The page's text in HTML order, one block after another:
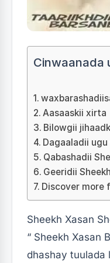
Cinwaanada
Aasaaskii xirta
Bilowgii
Dagaaladii
Qabashadii
Geeridii
Discover more
Sheekh Xasan
“ Sheekh Xasan
dhashay tuulada